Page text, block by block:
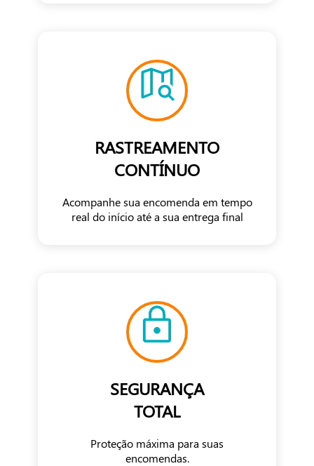
RASTREAMENTO
CONTÍNUO
Acompanhe sua encomenda em tempo
real do início até a sua entrega final
SEGURANÇA
TOTAL
Proteção máxima para suas
encomendas.